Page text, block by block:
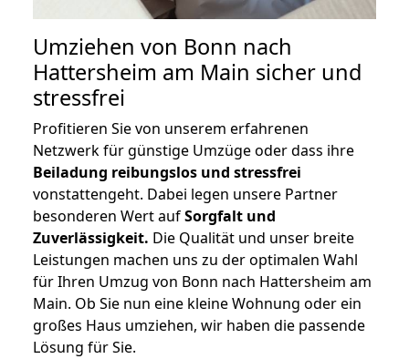
Umziehen von Bonn nach
Hattersheim am Main sicher und
stressfrei
Profitieren Sie von unserem erfahrenen
Netzwerk für günstige Umzüge oder dass ihre
Beiladung reibungslos und stressfrei
vonstattengeht. Dabei legen unsere Partner
besonderen Wert aufSorgfalt und
Zuverlässigkeit. Die Qualität und unser breite
Leistungen machen uns zu der optimalen Wahl
für Ihren Umzug von Bonn nach Hattersheim am
Main. Ob Sie nun eine kleine Wohnung oder ein
großes Haus umziehen, wir haben die passende
Lösung für Sie.